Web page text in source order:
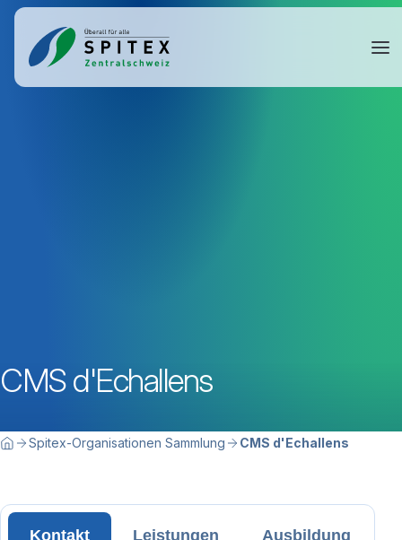
CMS d'Echallens
Breadcrumbnavigation
Sie befinden sich hier:
HomeSpitex-Organisationen Sammlung CMS d'Echallens
Kontakt Leistungen Ausbildung